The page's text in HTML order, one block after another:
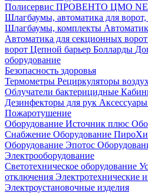
Полисервис ПРОВЕНТО ЦМО
Шлагбаумы, автоматика для
Шлагбаумы, комплекты
Автоматика для секционных ворот
ворот Цепной барьер Болларды
оборудование
Безопасность здоровья
Термометры Рециркуляторы
Облучатели бактерицидные
Дезинфекторы для рук
Пожаротушение
Оборудование Источник плюс
Снабжение Оборудование
Оборудование Эпотос
Электрооборудование
Светотехническое оборудование
отключения Электротехнические
Электроустановочные изделия